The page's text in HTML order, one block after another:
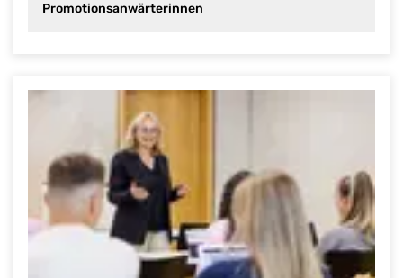
Promotionsanwärterinnen